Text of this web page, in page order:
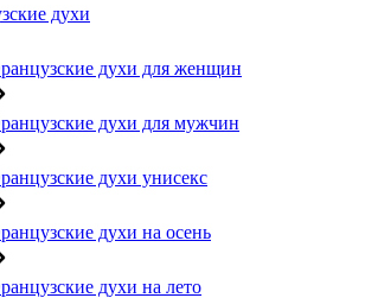
духи
духи для женщин
духи для мужчин
духи унисекс
духи на осень
духи на лето